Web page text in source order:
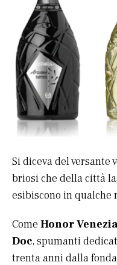
Si diceva del versante
briosi che della città
esibiscono in qualche
Come Honor
Doc, spumanti
trenta anni dalla